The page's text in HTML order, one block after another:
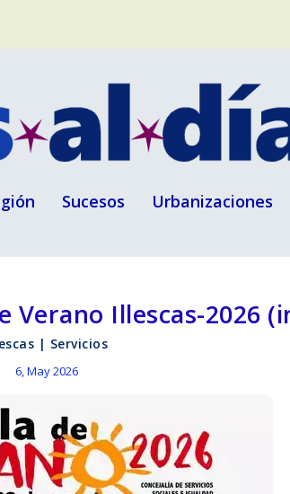
Sucesos Urbanizaciones
Verano Illescas-2026
| Servicios
6, May 2026